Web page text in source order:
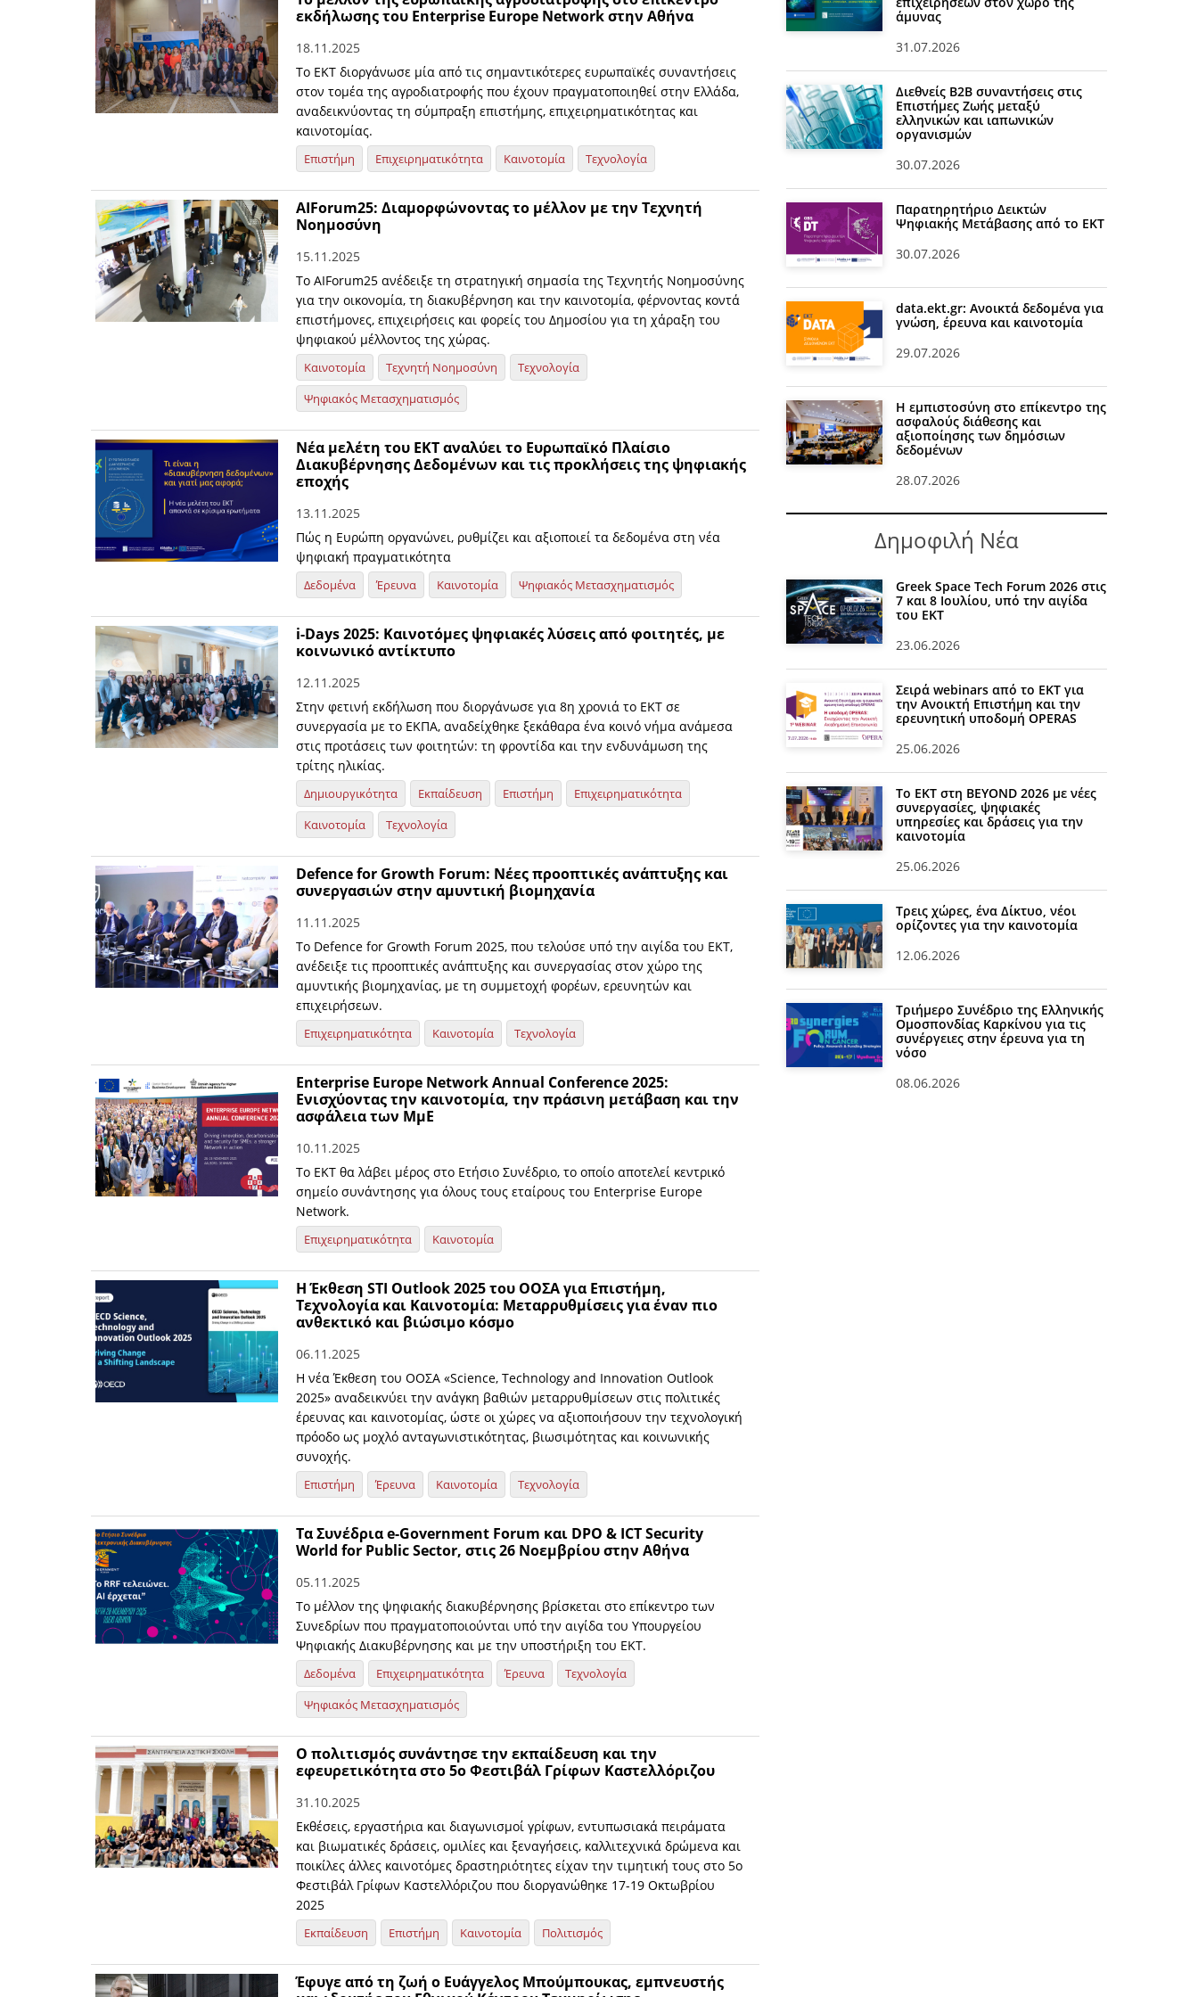
εκδήλωσης του Enterprise Europe Network στην Αθήνα
18.11.2025
Το ΕΚΤ διοργάνωσε μία από τις σημαντικότερες ευρωπαϊκές συναντήσεις
στον τομέα της αγροδιατροφής που έχουν πραγματοποιηθεί στην Ελλάδα,
αναδεικνύοντας τη σύμπραξη επιστήμης, επιχειρηματικότητας και
καινοτομίας.
Επιστήμη Επιχειρηματικότητα Καινοτομία Τεχνολογία
ΑΙForum25: Διαμορφώνοντας το μέλλον με την Τεχνητή
Νοημοσύνη
15.11.2025
Το AIForum25 ανέδειξε τη στρατηγική σημασία της Τεχνητής Νοημοσύνης
για την οικονομία, τη διακυβέρνηση και την καινοτομία, φέρνοντας κοντά
επιστήμονες, επιχειρήσεις και φορείς του Δημοσίου για τη χάραξη του
ψηφιακού μέλλοντος της χώρας.
Καινοτομία Τεχνητή Νοημοσύνη
Τεχνολογία
Ψηφιακός Μετασχηματισμός
Νέα μελέτη του ΕΚΤ αναλύει το Ευρωπαϊκό Πλαίσιο
Διακυβέρνησης Δεδομένων και τις προκλήσεις της ψηφιακής
εποχής
13.11.2025
Πώς η Ευρώπη οργανώνει, ρυθμίζει και αξιοποιεί τα δεδομένα στη νέα
ψηφιακή πραγματικότητα
Δεδομένα Έρευνα Καινοτομία Ψηφιακός Μετασχηματισμός
i-Days 2025: Καινοτόμες ψηφιακές λύσεις από φοιτητές, με
κοινωνικό αντίκτυπο
12.11.2025
Στην φετινή εκδήλωση που διοργάνωσε για 8η χρονιά το ΕΚΤ σε
συνεργασία με το ΕΚΠΑ, αναδείχθηκε ξεκάθαρα ένα κοινό νήμα ανάμεσα
στις προτάσεις των φοιτητών: τη φροντίδα και την ενδυνάμωση της
τρίτης ηλικίας.
Δημιουργικότητα Εκπαίδευση Επιστήμη
Επιχειρηματικότητα
Καινοτομία
Τεχνολογία
Defence for Growth Forum: Νέες προοπτικές ανάπτυξης και
συνεργασιών στην αμυντική βιομηχανία
11.11.2025
Το Defence for Growth Forum 2025, που τελούσε υπό την αιγίδα του ΕΚΤ,
ανέδειξε τις προοπτικές ανάπτυξης και συνεργασίας στον χώρο της
αμυντικής βιομηχανίας, με τη συμμετοχή φορέων, ερευνητών και
επιχειρήσεων.
Επιχειρηματικότητα Καινοτομία Τεχνολογία
Enterprise Europe Network Annual Conference 2025:
Ενισχύοντας την καινοτομία, την πράσινη μετάβαση και την
ασφάλεια των ΜμΕ
10.11.2025
Το ΕΚΤ θα λάβει μέρος στο Ετήσιο Συνέδριο, το οποίο αποτελεί κεντρικό
σημείο συνάντησης για όλους τους εταίρους του Enterprise Europe
Network.
Επιχειρηματικότητα Καινοτομία
Η Έκθεση STI Outlook 2025 του ΟΟΣΑ για Επιστήμη,
Τεχνολογία και Καινοτομία: Μεταρρυθμίσεις για έναν πιο
ανθεκτικό και βιώσιμο κόσμο
06.11.2025
Η νέα Έκθεση του ΟΟΣΑ «Science, Technology and Innovation Outlook
2025» αναδεικνύει την ανάγκη βαθιών μεταρρυθμίσεων στις πολιτικές
έρευνας και καινοτομίας, ώστε οι χώρες να αξιοποιήσουν την τεχνολογική
πρόοδο ως μοχλό ανταγωνιστικότητας, βιωσιμότητας και κοινωνικής
συνοχής.
Επιστήμη Έρευνα Καινοτομία Τεχνολογία
Τα Συνέδρια e-Government Forum και DPO & ICT Security
World for Public Sector, στις 26 Νοεμβρίου στην Αθήνα
05.11.2025
Το μέλλον της ψηφιακής διακυβέρνησης βρίσκεται στο επίκεντρο των
Συνεδρίων που πραγματοποιούνται υπό την αιγίδα του Υπουργείου
Ψηφιακής Διακυβέρνησης και με την υποστήριξη του ΕΚΤ.
Δεδομένα Επιχειρηματικότητα Έρευνα
Τεχνολογία
Ψηφιακός Μετασχηματισμός
O πολιτισμός συνάντησε την εκπαίδευση και την
εφευρετικότητα στο 5ο Φεστιβάλ Γρίφων Καστελλόριζου
31.10.2025
Εκθέσεις, εργαστήρια και διαγωνισμοί γρίφων, εντυπωσιακά πειράματα
και βιωματικές δράσεις, ομιλίες και ξεναγήσεις, καλλιτεχνικά δρώμενα και
ποικίλες άλλες καινοτόμες δραστηριότητες είχαν την τιμητική τους στο 5ο
Φεστιβάλ Γρίφων Καστελλόριζου που διοργανώθηκε 17-19 Οκτωβρίου
2025
Εκπαίδευση Επιστήμη Καινοτομία Πολιτισμός
Έφυγε από τη ζωή ο Ευάγγελος Μπούμπουκας, εμπνευστής
άμυνας
31.07.2026
Διεθνείς Β2Β συναντήσεις στις
Επιστήμες Ζωής μεταξύ
ελληνικών και ιαπωνικών
οργανισμών
30.07.2026
Παρατηρητήριο Δεικτών
Ψηφιακής Μετάβασης από το ΕΚΤ
30.07.2026
data.ekt.gr: Ανοικτά δεδομένα για
γνώση, έρευνα και καινοτομία
29.07.2026
Η εμπιστοσύνη στο επίκεντρο της
ασφαλούς διάθεσης και
αξιοποίησης των δημόσιων
δεδομένων
28.07.2026
Δημοφιλή Νέα
Greek Space Tech Forum 2026 στις
7 και 8 Ιουλίου, υπό την αιγίδα
του ΕΚΤ
23.06.2026
Σειρά webinars από το ΕΚΤ για
την Ανοικτή Επιστήμη και την
ερευνητική υποδομή OPERAS
25.06.2026
Το ΕΚΤ στη BEYOND 2026 με νέες
συνεργασίες, ψηφιακές
υπηρεσίες και δράσεις για την
καινοτομία
25.06.2026
Τρεις χώρες, ένα Δίκτυο, νέοι
ορίζοντες για την καινοτομία
12.06.2026
Τριήμερο Συνέδριο της Ελληνικής
Ομοσπονδίας Καρκίνου για τις
συνέργειες στην έρευνα για τη
νόσο
08.06.2026